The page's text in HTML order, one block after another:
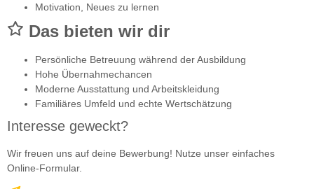
Motivation, Neues zu lernen
Das bieten wir dir
Persönliche Betreuung während der Ausbildung
Hohe Übernahmechancen
Moderne Ausstattung und Arbeitskleidung
Familiäres Umfeld und echte Wertschätzung
Interesse geweckt?
Wir freuen uns auf deine Bewerbung! Nutze unser einfaches
Online-Formular.